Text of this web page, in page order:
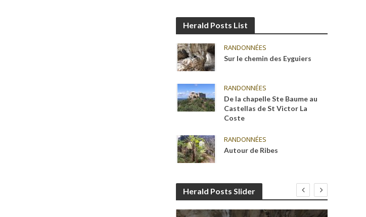
Herald Posts List
RANDONNÉES
Sur le chemin des Eyguiers
RANDONNÉES
De la chapelle Ste Baume au
Castellas de St Victor La
Coste
RANDONNÉES
Autour de Ribes
Herald Posts Slider